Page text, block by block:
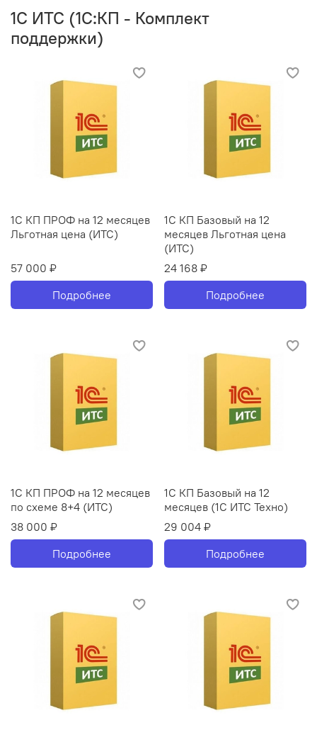
1C ИТС (1С:КП - Комплект
поддержки)
1С КП ПРОФ на 12 месяцев
Льготная цена (ИТС)
57 000 ₽
Подробнее
1С КП Базовый на 12
месяцев Льготная цена
(ИТС)
24 168 ₽
Подробнее
1С КП ПРОФ на 12 месяцев
по схеме 8+4 (ИТС)
38 000 ₽
Подробнее
1С КП Базовый на 12
месяцев (1С ИТС Техно)
29 004 ₽
Подробнее